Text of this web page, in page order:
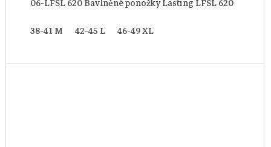
06-LFSL 620 Bavlněné ponožky Lasting LFSL 620
38-41 M
42-45 L 46-49 XL